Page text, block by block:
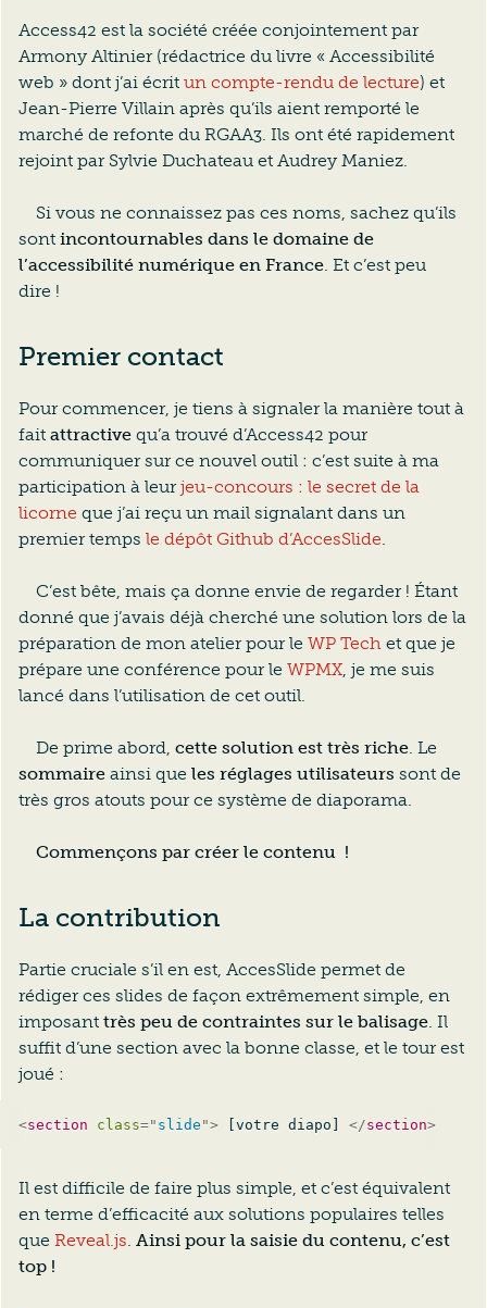
Access42 est la société créée conjointement par
Armony Altinier (rédactrice du livre « Accessibilité
web » dont j’ai écrit un compte-rendu de lecture) et
Jean-Pierre Villain après qu’ils aient remporté le
marché de refonte du RGAA3. Ils ont été rapidement
rejoint par Sylvie Duchateau et Audrey Maniez.
Si vous ne connaissez pas ces noms, sachez qu’ils
sont incontournables dans le domaine de
l’accessibilité numérique en France . Et c’est peu
dire !
Premier contact
Pour commencer, je tiens à signaler la manière tout à
fait attractive qu’a trouvé d’Access42 pour
communiquer sur ce nouvel outil : c’est suite à ma
participation à leurjeu-concours : le secret de la
licorne que j’ai reçu un mail signalant dans un
premier temps le dépôt Github d’AccesSlide
C’est bête, mais ça donne envie de regarder ! Étant
donné que j’avais déjà cherché une solution lors de la
préparation de mon atelier pour le WP Tech et que je
prépare une conférence pour le WPMX , je me suis
lancé dans l’utilisation de cet outil.
De prime abord, cette solution est très riche . Le
sommaire ainsi que les réglages utilisateurs sont de
très gros atouts pour ce système de diaporama.
Commençons par créer le contenu !
La contribution
Partie cruciale s’il en est, AccesSlide permet de
rédiger ces slides de façon extrêmement simple, en
imposant très peu de contraintes sur le balisage . Il
suffit d’une section avec la bonne classe, et le tour est
joué :
<section class=" slide "> [votre diapo] </section>
Il est difficile de faire plus simple, et c’est équivalent
en terme d’efficacité aux solutions populaires telles
que Reveal.js Ainsi pour la saisie du contenu, c’est
top !